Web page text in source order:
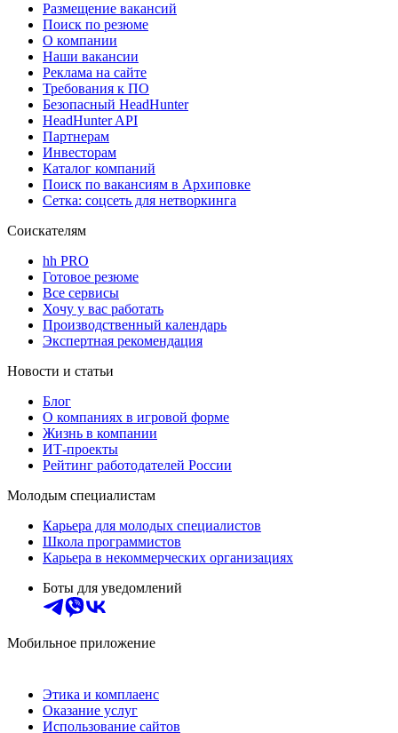
Размещение вакансий
Поиск по резюме
О компании
Наши вакансии
Реклама на сайте
Требования к ПО
Безопасный HeadHunter
HeadHunter API
Партнерам
Инвесторам
Каталог компаний
Поиск по вакансиям в Архиповке
Сетка: соцсеть для нетворкинга
Соискателям
hh PRO
Готовое резюме
Все сервисы
Хочу у вас работать
Производственный календарь
Экспертная рекомендация
Новости и статьи
Блог
О компаниях в игровой форме
Жизнь в компании
ИТ-проекты
Рейтинг работодателей России
Молодым специалистам
Карьера для молодых специалистов
Школа программистов
Карьера в некоммерческих организациях
Боты для уведомлений
Мобильное приложение
Этика и комплаенс
Оказание услуг
Использование сайтов